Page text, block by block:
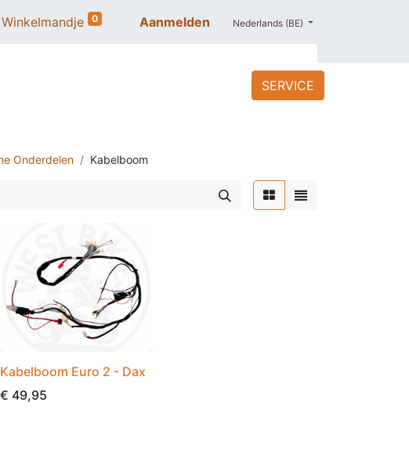
Winkelmandje 0 Aanmelden Nederlands (BE)
PROMO
SERVICE
Onderdelen Kabelboom
Kabelboom Euro 2 - Dax
€ 49,95